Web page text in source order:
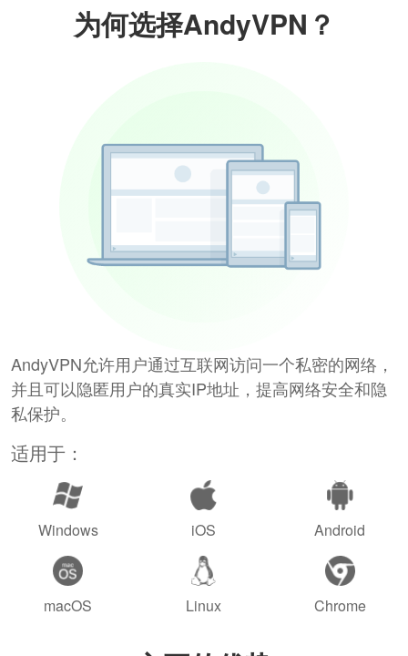
为何选择AndyVPN？
AndyVPN允许用户通过互联网访问一个私密的网络，
并且可以隐匿用户的真实IP地址，提高网络安全和隐
私保护。
适用于：
Windows iOS Android
macOS Linux Chrome